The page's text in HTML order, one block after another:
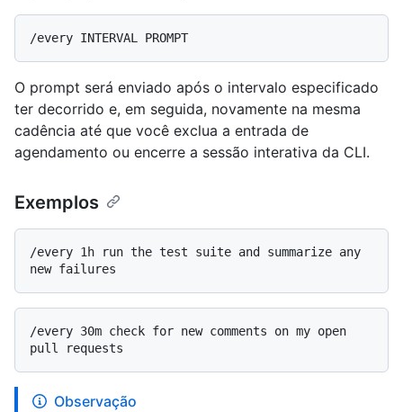
O prompt será enviado após o intervalo especificado
ter decorrido e, em seguida, novamente na mesma
cadência até que você exclua a entrada de
agendamento ou encerre a sessão interativa da CLI.
Exemplos
/every 1h run the test suite and summarize any
/every 30m check for new comments on my open
Observação